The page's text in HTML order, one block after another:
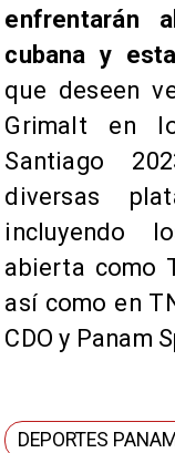
enfrentarán
cubana y
que deseen
Grimalt en
Santiago
diversas
incluyendo
abierta como
así como en
CDO y Panam
DEPORTES